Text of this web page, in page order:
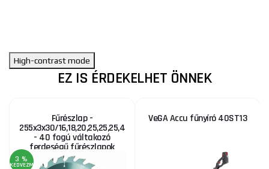
High-contrast mode
EZ IS ÉRDEKELHET ÖNNEK
Fűrészlap -
255x3x30/16,18,20,25,25,25,4
- 40 fogú váltakozó
ferdeségű fűrészlapok
3 %
KEDVEZMÉNY
VeGA Accu fűnyíró 40ST13